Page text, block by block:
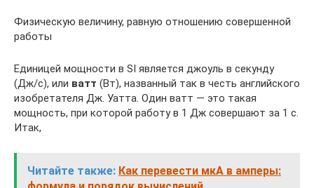
Физическую величину, равную отношению совершенной
работы
Единицей мощности в SI является джоуль в секунду
(Дж/с), или ватт (Вт), названный так в честь английского
изобретателя Дж. Уатта. Один ватт — это такая
мощность, при которой работу в 1 Дж совершают за 1 с.
Итак,
Читайте также: Как перевести мкА в амперы: